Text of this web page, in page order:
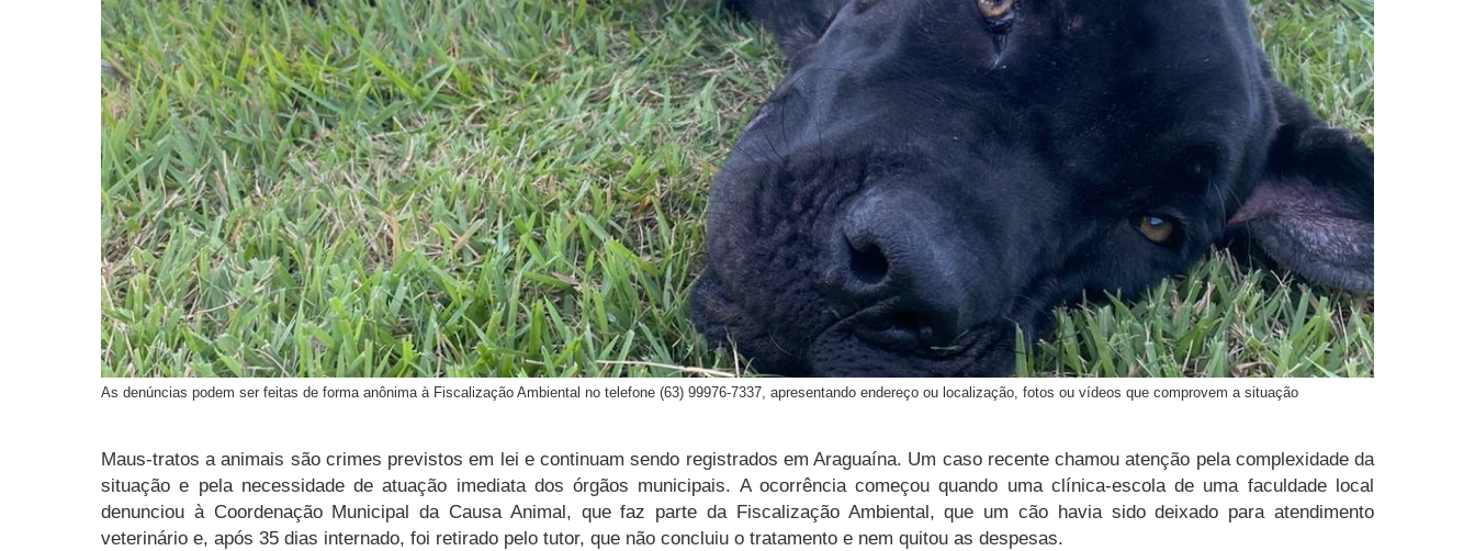
As denúncias podem ser feitas de forma anônima à Fiscalização Ambiental no telefone (63) 99976-7337, apresentando endereço ou localização, fotos ou vídeos que comprovem a situação
Maus-tratos a animais são crimes previstos em lei e continuam sendo registrados em Araguaína. Um caso recente chamou atenção pela complexidade da
situação e pela necessidade de atuação imediata dos órgãos municipais. A ocorrência começou quando uma clínica-escola de uma faculdade local
denunciou à Coordenação Municipal da Causa Animal, que faz parte da Fiscalização Ambiental, que um cão havia sido deixado para atendimento
veterinário e, após 35 dias internado, foi retirado pelo tutor, que não concluiu o tratamento e nem quitou as despesas.